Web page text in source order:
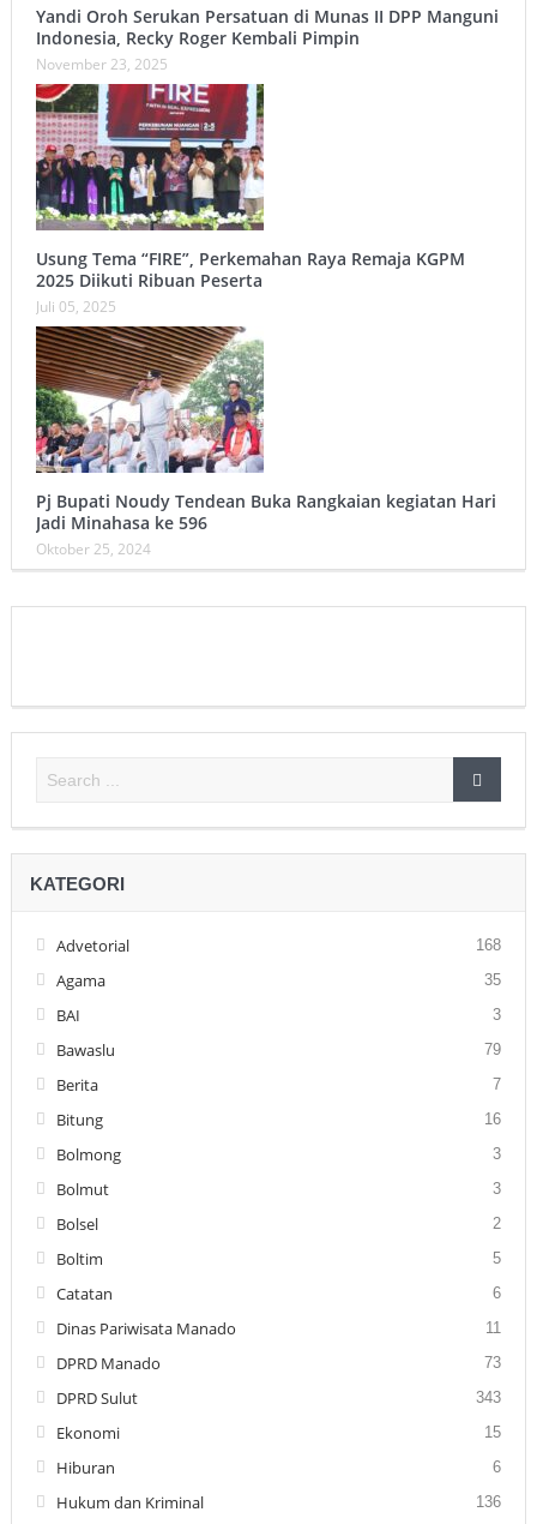
Yandi Oroh Serukan Persatuan di Munas II DPP Manguni
Indonesia, Recky Roger Kembali Pimpin
November 23, 2025
Usung Tema “FIRE”, Perkemahan Raya Remaja KGPM
2025 Diikuti Ribuan Peserta
Juli 05, 2025
Pj Bupati Noudy Tendean Buka Rangkaian kegiatan Hari
Jadi Minahasa ke 596
Oktober 25, 2024
KATEGORI
Advetorial 168
Agama 35
BAI 3
Bawaslu 79
Berita 7
Bitung 16
Bolmong 3
Bolmut 3
Bolsel 2
Boltim 5
Catatan 6
Dinas Pariwisata Manado 11
DPRD Manado 73
DPRD Sulut 343
Ekonomi 15
Hiburan 6
Hukum dan Kriminal 136